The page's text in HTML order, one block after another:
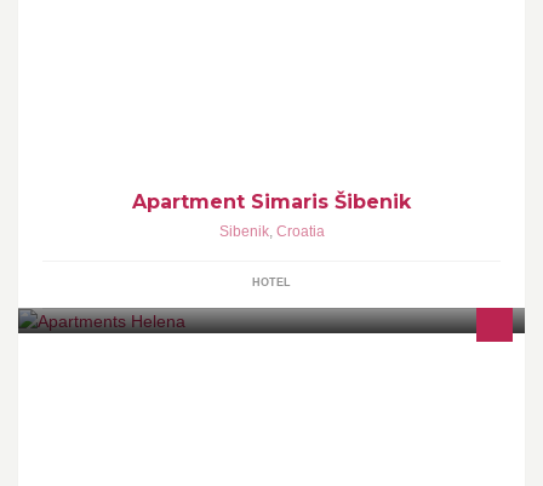
Apartment Simaris Šibenik
Sibenik, Croatia
HOTEL